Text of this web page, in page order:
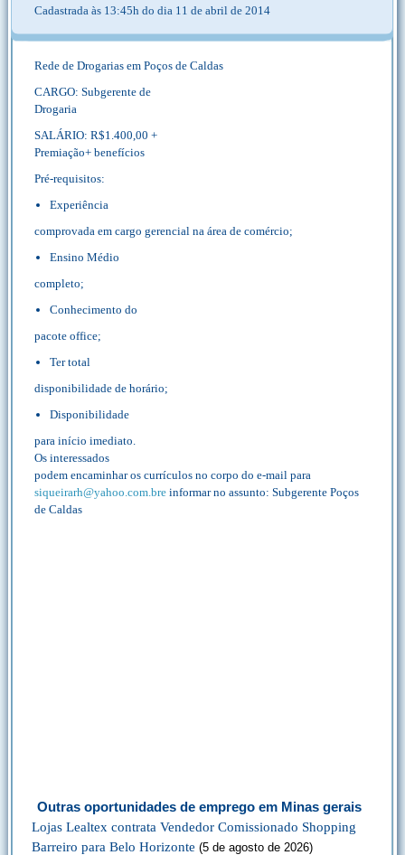
Cadastrada às 13:45h do dia 11 de abril de 2014
Rede de Drogarias em Poços de Caldas
CARGO: Subgerente de
Drogaria
SALÁRIO: R$1.400,00 +
Premiação+ benefícios
Pré-requisitos:
Experiência
comprovada em cargo gerencial na área de comércio;
Ensino Médio
completo;
Conhecimento do
pacote office;
Ter total
disponibilidade de horário;
Disponibilidade
para início imediato.
Os interessados
podem encaminhar os currículos no corpo do e-mail para
siqueirarh@yahoo.com.bre informar no assunto: Subgerente Poços
de Caldas
Outras oportunidades de emprego em Minas gerais
Lojas Lealtex contrata Vendedor Comissionado Shopping
Barreiro para Belo Horizonte (5 de agosto de 2026)